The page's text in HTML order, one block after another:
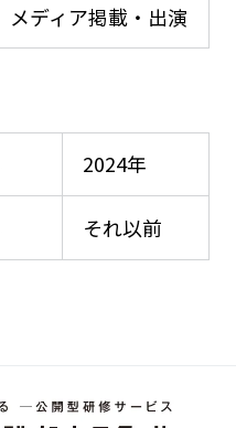
メディア掲載・出演
2024年
それ以前